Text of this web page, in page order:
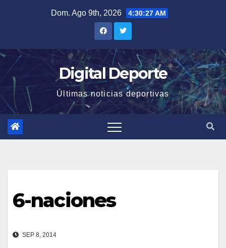
Dom. Ago 9th, 2026 4:30:27 AM
Digital Deporte
Últimas noticias deportivas
6-naciones
SEP 8, 2014